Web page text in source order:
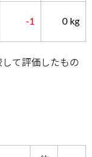
-1 0 kg
て評価したもの